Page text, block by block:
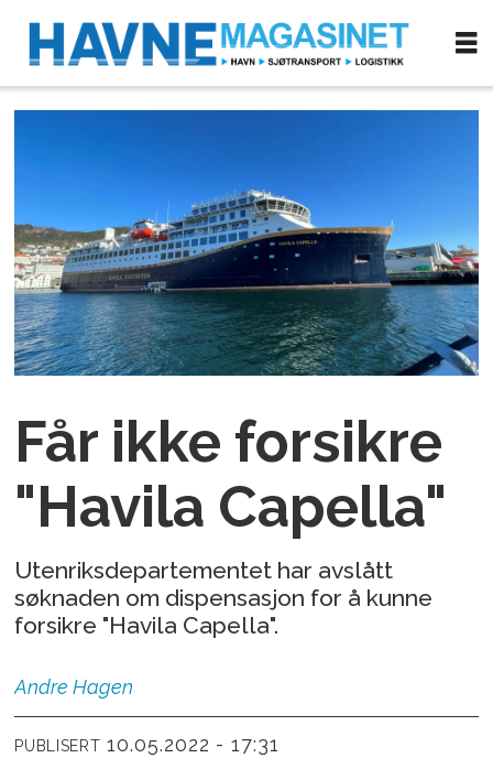
Får ikke forsikre
"Havila Capella"
Utenriksdepartementet har avslått
søknaden om dispensasjon for å kunne
forsikre "Havila Capella".
Andre Hagen
PUBLISERT 10.05.2022 - 17:31